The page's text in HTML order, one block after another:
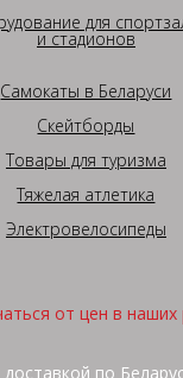
для
и стадионов
Самокаты в Беларуси
Скейтборды
Товары для туризма
Тяжелая атлетика
Электровелосипеды
от цен в наших
по